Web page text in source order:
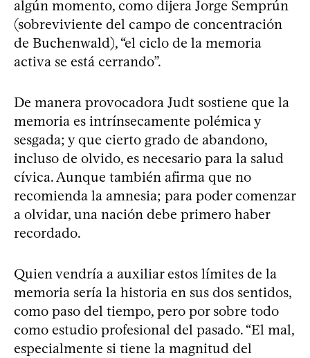
algún momento, como dijera Jorge Semprún
(sobreviviente del campo de concentración
de Buchenwald), “el ciclo de la memoria
activa se está cerrando”.
De manera provocadora Judt sostiene que la
memoria es intrínsecamente polémica y
sesgada; y que cierto grado de abandono,
incluso de olvido, es necesario para la salud
cívica. Aunque también afirma que no
recomienda la amnesia; para poder comenzar
a olvidar, una nación debe primero haber
recordado.
Quien vendría a auxiliar estos límites de la
memoria sería la historia en sus dos sentidos,
como paso del tiempo, pero por sobre todo
como estudio profesional del pasado. “El mal,
especialmente si tiene la magnitud del